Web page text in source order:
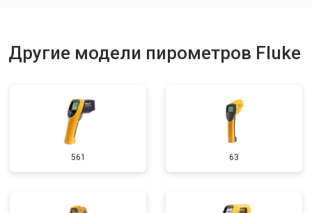
Другие модели пирометров Fluke
561 63